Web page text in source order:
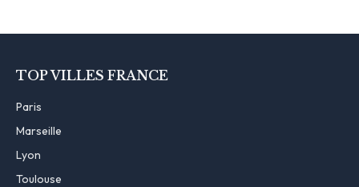
TOP VILLES FRANCE
Paris
Marseille
Lyon
Toulouse